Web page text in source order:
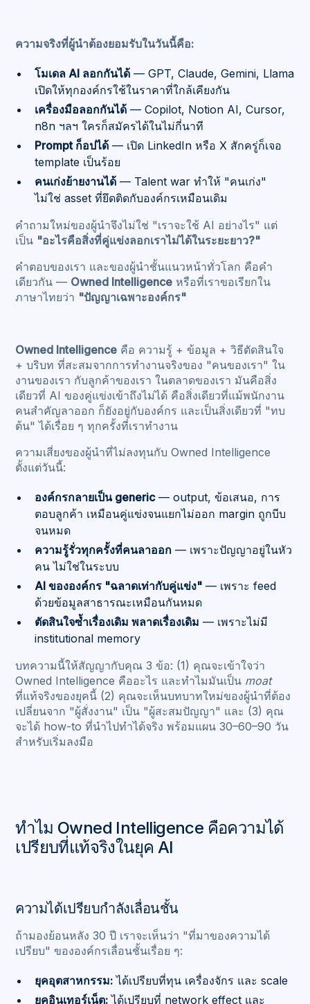
ความจริงที่ผู้นำต้องยอมรับในวันนี้คือ:
โมเดล AI ลอกกันได้ — GPT, Claude, Gemini, Llama
เปิดให้ทุกองค์กรใช้ในราคาที่ใกล้เคียงกัน
เครื่องมือลอกกันได้ — Copilot, Notion AI, Cursor,
n8n ฯลฯ ใครก็สมัครได้ในไม่กี่นาที
Prompt ก็อปได้ — เปิด LinkedIn หรือ X สักครู่ก็เจอ
template เป็นร้อย
คนเก่งย้ายงานได้ — Talent war ทำให้ "คนเก่ง"
ไม่ใช่ asset ที่ยึดติดกับองค์กรเหมือนเดิม
คำถามใหม่ของผู้นำจึงไม่ใช่ "เราจะใช้ AI อย่างไร" แต่
เป็น "อะไรคือสิ่งที่คู่แข่งลอกเราไม่ได้ในระยะยาว?"
คำตอบของเรา และของผู้นำชั้นแนวหน้าทั่วโลก คือคำ
เดียวกัน — Owned Intelligence หรือที่เราขอเรียกใน
ภาษาไทยว่า "ปัญญาเฉพาะองค์กร"
Owned Intelligence คือ ความรู้ + ข้อมูล + วิธีตัดสินใจ
+ บริบท ที่สะสมจากการทำงานจริงของ "คนของเรา" ใน
งานของเรา กับลูกค้าของเรา ในตลาดของเรา มันคือสิ่ง
เดียวที่ AI ของคู่แข่งเข้าถึงไม่ได้ คือสิ่งเดียวที่แม้พนักงาน
คนสำคัญลาออก ก็ยังอยู่กับองค์กร และเป็นสิ่งเดียวที่ "ทบ
ต้น" ได้เรื่อย ๆ ทุกครั้งที่เราทำงาน
ความเสี่ยงของผู้นำที่ไม่ลงทุนกับ Owned Intelligence
ตั้งแต่วันนี้:
องค์กรกลายเป็น generic— output, ข้อเสนอ, การ
ตอบลูกค้า เหมือนคู่แข่งจนแยกไม่ออก margin ถูกบีบ
จนหมด
ความรู้รั่วทุกครั้งที่คนลาออก — เพราะปัญญาอยู่ในหัว
คน ไม่ใช่ในระบบ
AI ขององค์กร "ฉลาดเท่ากับคู่แข่ง" — เพราะ feed
ด้วยข้อมูลสาธารณะเหมือนกันหมด
ตัดสินใจซ้ำเรื่องเดิม พลาดเรื่องเดิม — เพราะไม่มี
institutional memory
บทความนี้ให้สัญญากับคุณ 3 ข้อ: (1) คุณจะเข้าใจว่า
Owned Intelligence คืออะไร และทำไมมันเป็น moat
ที่แท้จริงของยุคนี้ (2) คุณจะเห็นบทบาทใหม่ของผู้นำที่ต้อง
เปลี่ยนจาก "ผู้สั่งงาน" เป็น "ผู้สะสมปัญญา" และ (3) คุณ
จะได้ how-to ที่นำไปทำได้จริง พร้อมแผน 30–60–90 วัน
สำหรับเริ่มลงมือ
ทำไม Owned Intelligence คือความได้
เปรียบที่แท้จริงในยุค AI
ความได้เปรียบกำลังเลื่อนชั้น
ถ้ามองย้อนหลัง 30 ปี เราจะเห็นว่า "ที่มาของความได้
เปรียบ" ขององค์กรเลื่อนชั้นเรื่อย ๆ:
ยุคอุตสาหกรรม: ได้เปรียบที่ทุน เครื่องจักร และ scale
ยุคอินเทอร์เน็ต: ได้เปรียบที่ network effect และ